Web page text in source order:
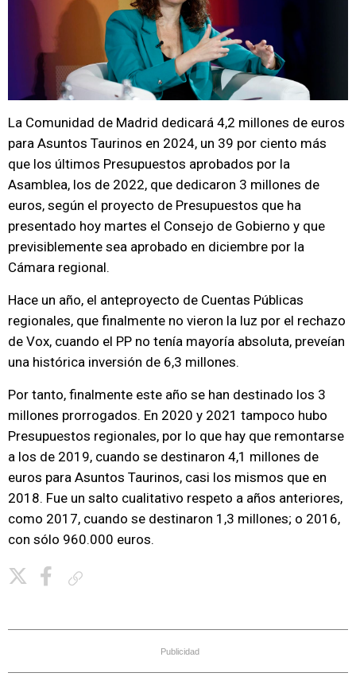
La Comunidad de Madrid dedicará 4,2 millones de euros
para Asuntos Taurinos en 2024, un 39 por ciento más
que los últimos Presupuestos aprobados por la
Asamblea, los de 2022, que dedicaron 3 millones de
euros, según el proyecto de Presupuestos que ha
presentado hoy martes el Consejo de Gobierno y que
previsiblemente sea aprobado en diciembre por la
Cámara regional.
Hace un año, el anteproyecto de Cuentas Públicas
regionales, que finalmente no vieron la luz por el rechazo
de Vox, cuando el PP no tenía mayoría absoluta, preveían
una histórica inversión de 6,3 millones.
Por tanto, finalmente este año se han destinado los 3
millones prorrogados. En 2020 y 2021 tampoco hubo
Presupuestos regionales, por lo que hay que remontarse
a los de 2019, cuando se destinaron 4,1 millones de
euros para Asuntos Taurinos, casi los mismos que en
2018. Fue un salto cualitativo respeto a años anteriores,
como 2017, cuando se destinaron 1,3 millones; o 2016,
con sólo 960.000 euros.
Publicidad